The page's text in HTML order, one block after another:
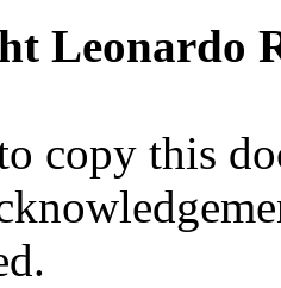
Leonardo
copy this